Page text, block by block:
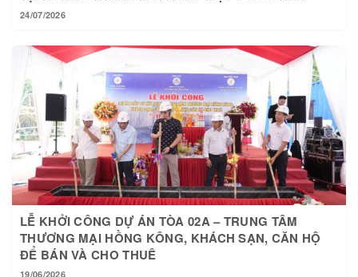
LỄ KHỞI CÔNG DỰ ÁN TÒA 02A – TRUNG TÂM
THƯƠNG MẠI HỒNG KÔNG, KHÁCH SẠN, CĂN HỘ
ĐỂ BÁN VÀ CHO THUÊ
19/06/2026